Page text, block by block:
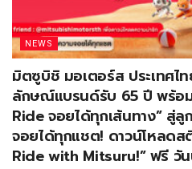
NEWS
มิตซูบิชิ มอเตอร์ส ประเทศไ
ลักษณ์แบรนด์รับ 65 ปี พร้อ
Ride จอยได้ทุกเส้นทาง” สู่ลู
จอยได้ทุกแชต! ดาวน์โหลดส
Ride with Mitsuru!” ฟรี วั